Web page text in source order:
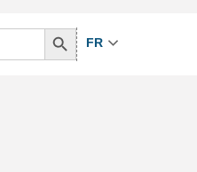
Search
Button
FR